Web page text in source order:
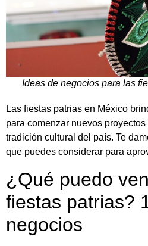
Ideas de negocios para las
Las fiestas patrias en México
para comenzar nuevos
tradición cultural del país. Te
que puedes considerar para
¿Qué puedo
fiestas patrias?
negocios